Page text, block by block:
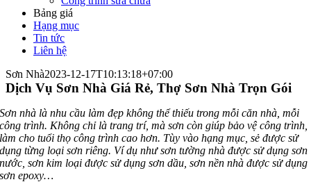
Bảng giá
Hạng mục
Tin tức
Liên hệ
Sơn Nhà2023-12-17T10:13:18+07:00
Dịch Vụ Sơn Nhà Giá Rẻ, Thợ Sơn Nhà Trọn Gói
Sơn nhà là nhu cầu làm đẹp không thể thiếu trong mỗi căn nhà, mỗi
công trình. Không chỉ là trang trí, mà sơn còn giúp bảo vệ công trình,
làm cho tuổi thọ công trình cao hơn. Tùy vào hạng mục, sẻ được sử
dụng từng loại sơn riêng. Ví dụ như sơn tường nhà được sử dụng sơn
nước, sơn kim loại được sử dụng sơn dầu, sơn nền nhà được sử dụng
sơn epoxy…